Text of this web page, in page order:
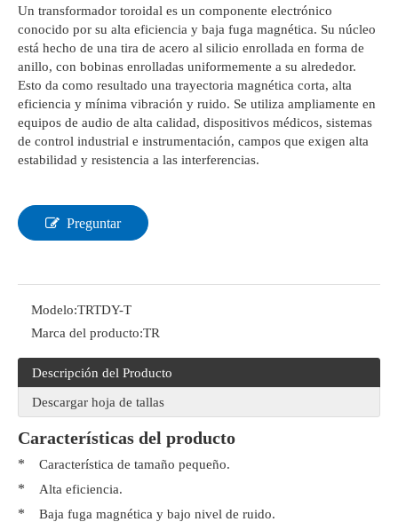
Un transformador toroidal es un componente electrónico
conocido por su alta eficiencia y baja fuga magnética. Su núcleo
está hecho de una tira de acero al silicio enrollada en forma de
anillo, con bobinas enrolladas uniformemente a su alrededor.
Esto da como resultado una trayectoria magnética corta, alta
eficiencia y mínima vibración y ruido. Se utiliza ampliamente en
equipos de audio de alta calidad, dispositivos médicos, sistemas
de control industrial e instrumentación, campos que exigen alta
estabilidad y resistencia a las interferencias.
Preguntar
Modelo:TRTDY-T
Marca del producto:TR
Descripción del Producto
Descargar hoja de tallas
Características del producto
* Característica de tamaño pequeño.
* Alta eficiencia.
* Baja fuga magnética y bajo nivel de ruido.